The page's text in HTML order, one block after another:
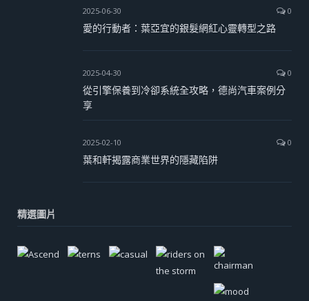
2025-06-30 0
愛的行動者：葉亞宜的銀髮網紅心靈轉型之路
2025-04-30 0
從引擎保養到冷卻系統全攻略，德尚汽車案例分
享
2025-02-10 0
葉和軒揭露商業世界的隱藏陷阱
精選圖片